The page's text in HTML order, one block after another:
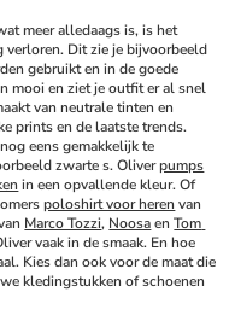
meer alledaags is, is het
Dit zie je bijvoorbeeld
gebruikt en in de goede
mooi en ziet je outfit er al snel
van neutrale tinten en
prints en de laatste trends.
eens gemakkelijk te
zwarte s. Oliver pumps
in een opvallende kleur. Of
poloshirt voor heren
Marco Tozzi, Noosa en Tom
vaak in de smaak. En hoe
Kies dan ook voor de maat die
kledingstukken of schoenen